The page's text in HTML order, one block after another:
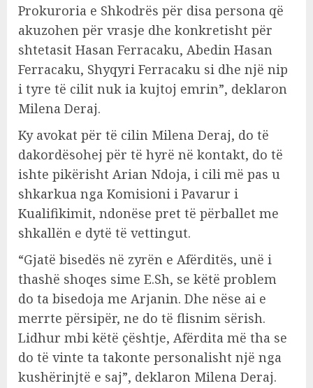
Prokuroria e Shkodrës për disa persona që
akuzohen për vrasje dhe konkretisht për
shtetasit Hasan Ferracaku, Abedin Hasan
Ferracaku, Shyqyri Ferracaku si dhe një nip
i tyre të cilit nuk ia kujtoj emrin”, deklaron
Milena Deraj.
Ky avokat për të cilin Milena Deraj, do të
dakordësohej për të hyrë në kontakt, do të
ishte pikërisht Arian Ndoja, i cili më pas u
shkarkua nga Komisioni i Pavarur i
Kualifikimit, ndonëse pret të përballet me
shkallën e dytë të vettingut.
“Gjatë bisedës në zyrën e Afërditës, unë i
thashë shoqes sime E.Sh, se këtë problem
do ta bisedoja me Arjanin. Dhe nëse ai e
merrte përsipër, ne do të flisnim sërish.
Lidhur mbi këtë çështje, Afërdita më tha se
do të vinte ta takonte personalisht një nga
kushërinjtë e saj”, deklaron Milena Deraj.